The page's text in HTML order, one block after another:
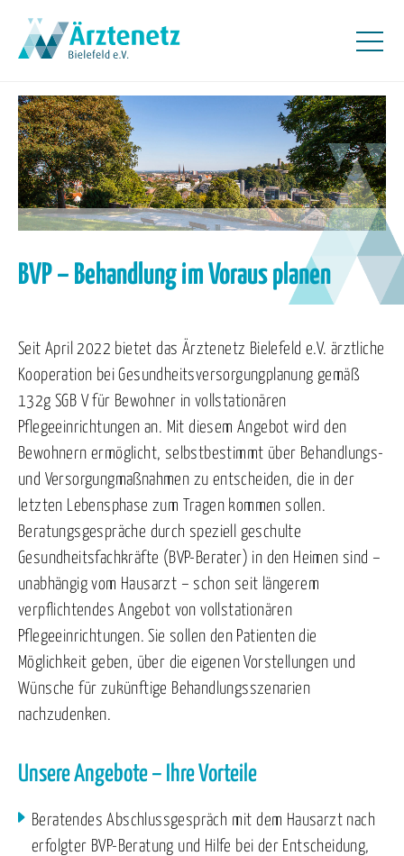
BVP – Behandlung im Voraus planen
Seit April 2022 bietet das Ärztenetz Bielefeld e.V. ärztliche
Kooperation bei Gesundheitsversorgungplanung gemäß
132g SGB V für Bewohner in vollstationären
Pflegeeinrichtungen an. Mit diesem Angebot wird den
Bewohnern ermöglicht, selbstbestimmt über Behandlungs-
und Versorgungmaßnahmen zu entscheiden, die in der
letzten Lebensphase zum Tragen kommen sollen.
Beratungsgespräche durch speziell geschulte
Gesundheitsfachkräfte (BVP-Berater) in den Heimen sind –
unabhängig vom Hausarzt – schon seit längerem
verpflichtendes Angebot von vollstationären
Pflegeeinrichtungen. Sie sollen den Patienten die
Möglichkeit geben, über die eigenen Vorstellungen und
Wünsche für zukünftige Behandlungsszenarien
nachzudenken.
Unsere Angebote – Ihre Vorteile
Beratendes Abschlussgespräch mit dem Hausarzt nach
erfolgter BVP-Beratung und Hilfe bei der Entscheidung,